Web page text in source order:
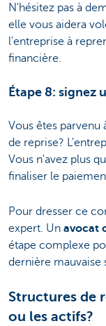
N'hésitez pas à
elle vous aidera
l'entreprise à
financière.
Étape 8: signez
Vous êtes parvenu
de reprise?
Vous n'avez plus
finaliser le
Pour dresser ce
expert. Un avocat
étape complexe
dernière mauvaise
Structures de
ou les actifs?